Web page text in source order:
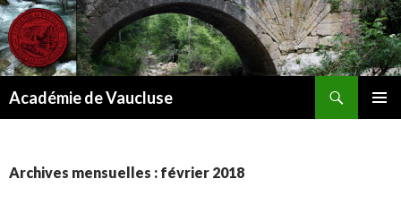
Académie de Vaucluse
Archives mensuelles : février 2018